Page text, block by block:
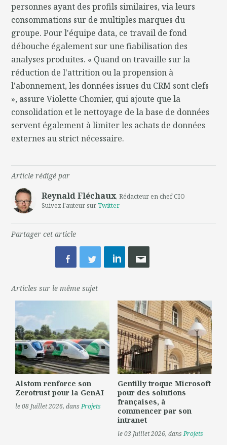
personnes ayant des profils similaires, via leurs
consommations sur de multiples marques du
groupe. Pour l'équipe data, ce travail de fond
débouche également sur une fiabilisation des
analyses produites. « Quand on travaille sur la
réduction de l'attrition ou la propension à
l'abonnement, les données issues du CRM sont clefs
», assure Violette Chomier, qui ajoute que la
consolidation et le nettoyage de la base de données
servent également à limiter les achats de données
externes au strict nécessaire.
Article rédigé par
Reynald Fléchaux, Rédacteur en chef CIO
Suivez l'auteur surTwitter
Partager cet article
Articles sur le même sujet
Alstom renforce son
Zerotrust pour la GenAI
le 08 Juillet 2026, dansProjets
Gentilly troque Microsoft
pour des solutions
françaises, à
commencer par son
intranet
le 03 Juillet 2026, dansProjets